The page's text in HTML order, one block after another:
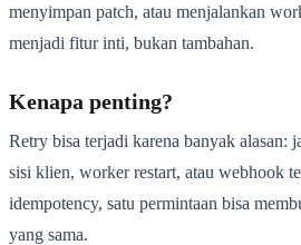
menyimpan patch, atau menjalankan
menjadi fitur inti, bukan tambahan.
Kenapa penting?
Retry bisa terjadi karena banyak alasan:
sisi klien, worker restart, atau webhook
idempotency, satu permintaan bisa
yang sama.